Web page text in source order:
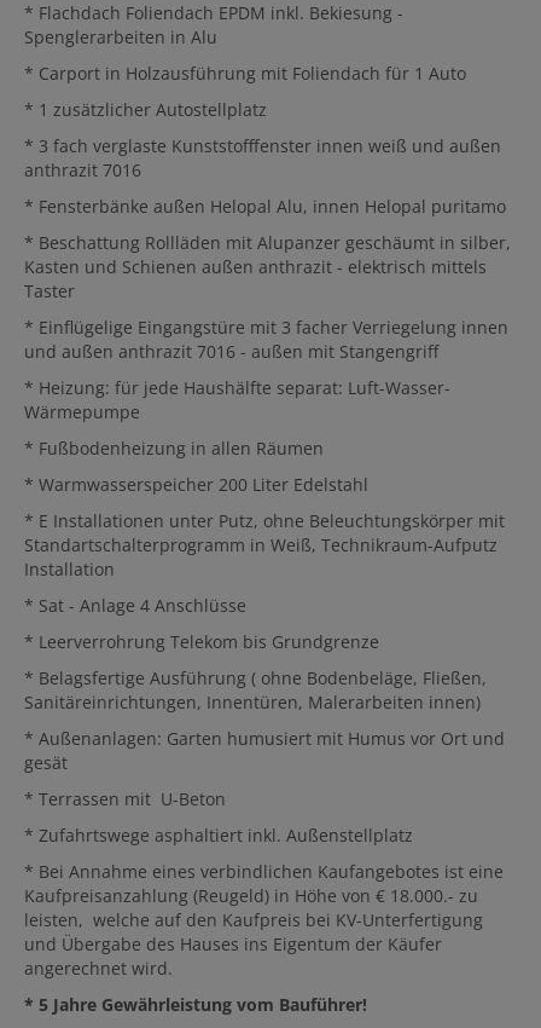
* Flachdach Foliendach EPDM inkl. Bekiesung -
Spenglerarbeiten in Alu
* Carport in Holzausführung mit Foliendach für 1 Auto
* 1 zusätzlicher Autostellplatz
* 3 fach verglaste Kunststofffenster innen weiß und außen
anthrazit 7016
* Fensterbänke außen Helopal Alu, innen Helopal puritamo
* Beschattung Rollläden mit Alupanzer geschäumt in silber,
Kasten und Schienen außen anthrazit - elektrisch mittels
Taster
* Einflügelige Eingangstüre mit 3 facher Verriegelung innen
und außen anthrazit 7016 - außen mit Stangengriff
* Heizung: für jede Haushälfte separat: Luft-Wasser-
Wärmepumpe
* Fußbodenheizung in allen Räumen
* Warmwasserspeicher 200 Liter Edelstahl
* E Installationen unter Putz, ohne Beleuchtungskörper mit
Standartschalterprogramm in Weiß, Technikraum-Aufputz
Installation
* Sat - Anlage 4 Anschlüsse
* Leerverrohrung Telekom bis Grundgrenze
* Belagsfertige Ausführung ( ohne Bodenbeläge, Fließen,
Sanitäreinrichtungen, Innentüren, Malerarbeiten innen)
* Außenanlagen: Garten humusiert mit Humus vor Ort und
gesät
* Terrassen mit U-Beton
* Zufahrtswege asphaltiert inkl. Außenstellplatz
* Bei Annahme eines verbindlichen Kaufangebotes ist eine
Kaufpreisanzahlung (Reugeld) in Höhe von € 18.000.- zu
leisten, welche auf den Kaufpreis bei KV-Unterfertigung
und Übergabe des Hauses ins Eigentum der Käufer
angerechnet wird.
* 5 Jahre Gewährleistung vom Bauführer!